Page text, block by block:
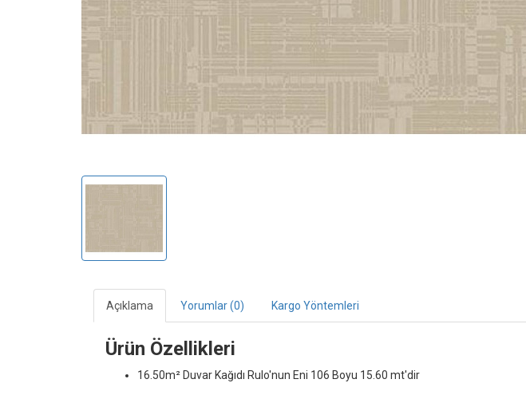
Açıklama Yorumlar (0) Kargo Yöntemleri
Ürün Özellikleri
16.50m² Duvar Kağıdı Rulo'nun Eni 106 Boyu 15.60 mt'dir